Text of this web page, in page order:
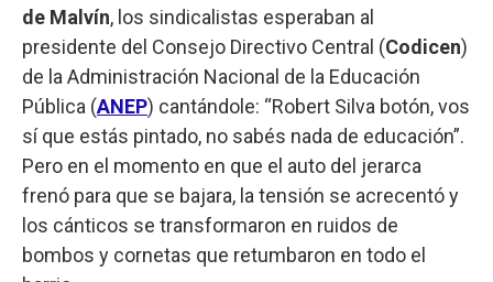
de Malvín, los sindicalistas esperaban al
presidente del Consejo Directivo Central (Codicen)
de la Administración Nacional de la Educación
Pública (ANEP) cantándole: “Robert Silva botón, vos
sí que estás pintado, no sabés nada de educación”.
Pero en el momento en que el auto del jerarca
frenó para que se bajara, la tensión se acrecentó y
los cánticos se transformaron en ruidos de
bombos y cornetas que retumbaron en todo el